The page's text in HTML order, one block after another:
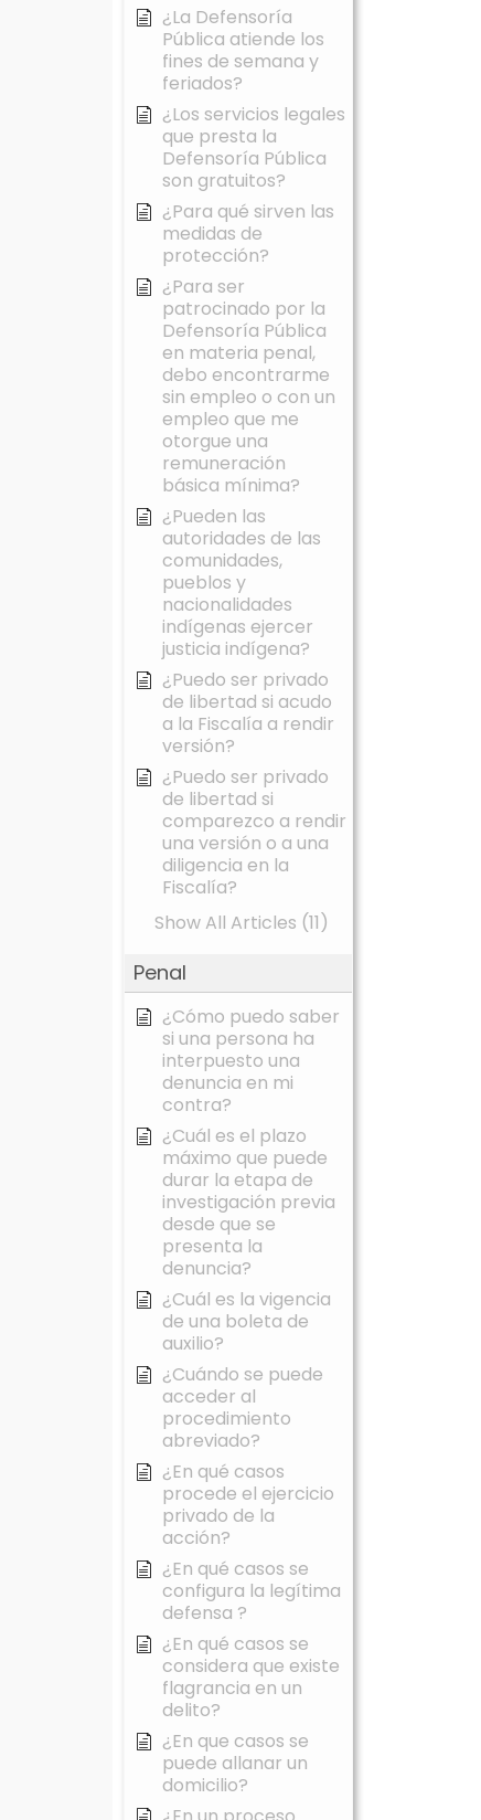
¿La Defensoría
Pública atiende los
fines de semana y
feriados?
¿Los servicios legales
que presta la
Defensoría Pública
son gratuitos?
¿Para qué sirven las
medidas de
protección?
¿Para ser
patrocinado por la
Defensoría Pública
en materia penal,
debo encontrarme
sin empleo o con un
empleo que me
otorgue una
remuneración
básica mínima?
¿Pueden las
autoridades de las
comunidades,
pueblos y
nacionalidades
indígenas ejercer
justicia indígena?
¿Puedo ser privado
de libertad si acudo
a la Fiscalía a rendir
versión?
¿Puedo ser privado
de libertad si
comparezco a rendir
una versión o a una
diligencia en la
Fiscalía?
Show All Articles (11)
Penal
¿Cómo puedo saber
si una persona ha
interpuesto una
denuncia en mi
contra?
¿Cuál es el plazo
máximo que puede
durar la etapa de
investigación previa
desde que se
presenta la
denuncia?
¿Cuál es la vigencia
de una boleta de
auxilio?
¿Cuándo se puede
acceder al
procedimiento
abreviado?
¿En qué casos
procede el ejercicio
privado de la
acción?
¿En qué casos se
configura la legítima
defensa ?
¿En qué casos se
considera que existe
flagrancia en un
delito?
¿En que casos se
puede allanar un
domicilio?